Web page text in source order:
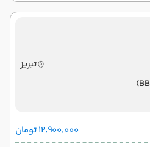
تبریز
۱۲٬۹۰۰٬۰۰۰ تومان